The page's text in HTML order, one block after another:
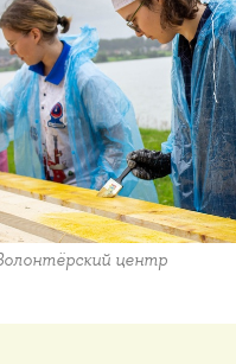
центр